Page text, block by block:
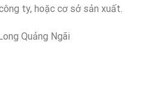
ty, hoặc cơ sở sản xuất.
Quảng Ngãi